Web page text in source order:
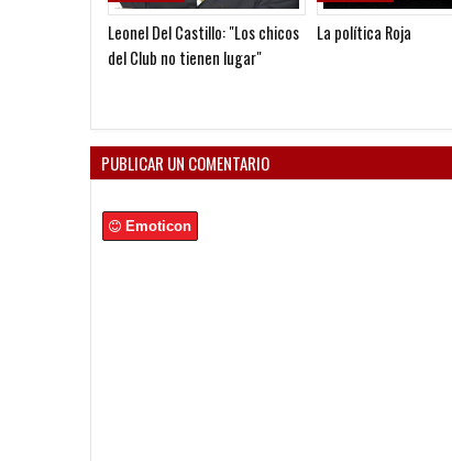
Leonel Del Castillo: "Los chicos
del Club no tienen lugar"
La política Roja
PUBLICAR UN COMENTARIO
Emoticon